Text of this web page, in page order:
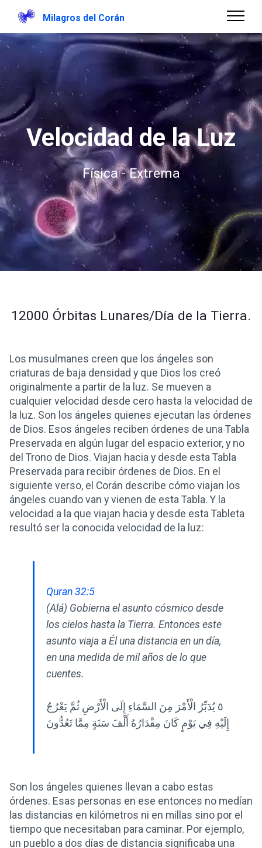
Milagros del Corán
Velocidad de la Luz
Física - Extrema
12000 Órbitas Lunares/Día de la Tierra.
Los musulmanes creen que los ángeles son
criaturas de baja densidad y que Dios los creó
originalmente a partir de la luz. Se mueven a
cualquier velocidad desde cero hasta la velocidad de
la luz. Son los ángeles quienes ejecutan las órdenes
de Dios. Esos ángeles reciben órdenes de una Tabla
Preservada en algún lugar del espacio exterior, y no
del Trono de Dios. Viajan hacia y desde esta Tabla
Preservada para recibir órdenes de Dios. En el
siguiente verso, el Corán describe cómo viajan los
ángeles cuando van y vienen de esta Tabla. Y la
velocidad a la que viajan hacia y desde esta Tableta
resultó ser la conocida velocidad de la luz:
Quran 32:5
(Alá) Gobierna el asunto cósmico desde
los cielos hasta la Tierra. Entonces este
asunto viaja a Él una distancia en un día,
en una medida de mil años de lo que
cuentes.
٥ يُدَبِّرُ الْأَمْرَ مِنَ السَّمَاءِ إِلَى الْأَرْضِ ثُمَّ يَعْرُجُ
إِلَيْهِ فِي يَوْمٍ كَانَ مِقْدَارُهُ أَلْفَ سَنَةٍ مِمَّا تَعُدُّونَ
Son los ángeles quienes llevan a cabo estas
órdenes. Esas personas en ese entonces no medían
las distancias en kilómetros ni en millas sino por el
tiempo que necesitaban para caminar. Por ejemplo,
un pueblo a dos días de distancia significaba una